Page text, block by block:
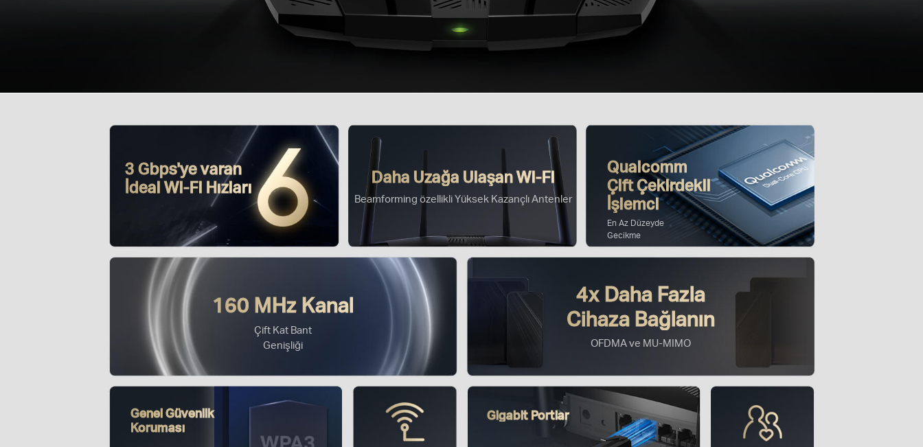
3 Gbps'ye varan
İdeal Wi-Fi Hızları
Daha Uzağa Ulaşan Wi-Fi
Beamforming özellikli Yüksek Kazançlı Antenler
Qualcomm
Çift Çekirdekli
İşlemci
En Az Düzeyde
Gecikme
160 MHz Kanal
Çift Kat Bant
Genişliği
4x Daha Fazla
Cihaza Bağlanın
OFDMA ve MU-MIMO
Genel Güvenlik
Koruması
Gigabit Portlar